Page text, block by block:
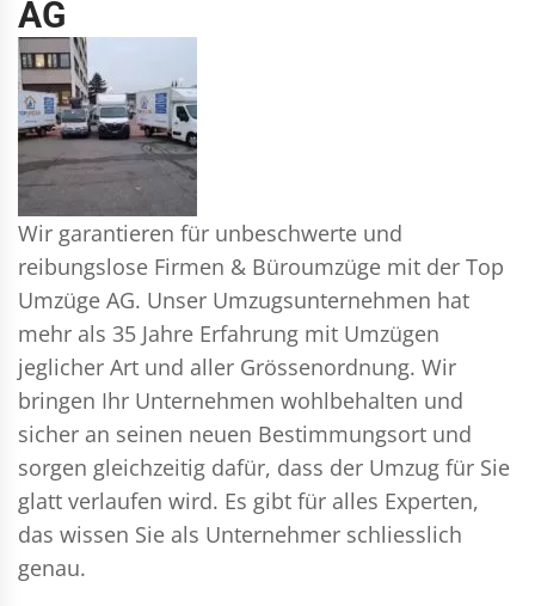
AG
Wir garantieren für unbeschwerte und
reibungslose Firmen & Büroumzüge mit der Top
Umzüge AG. Unser Umzugsunternehmen hat
mehr als 35 Jahre Erfahrung mit Umzügen
jeglicher Art und aller Grössenordnung. Wir
bringen Ihr Unternehmen wohlbehalten und
sicher an seinen neuen Bestimmungsort und
sorgen gleichzeitig dafür, dass der Umzug für Sie
glatt verlaufen wird. Es gibt für alles Experten,
das wissen Sie als Unternehmer schliesslich
genau.